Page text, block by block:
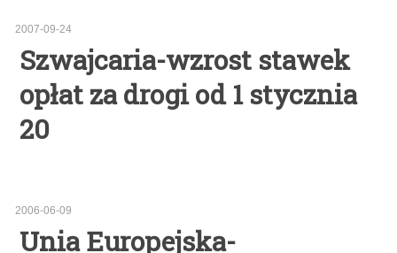
2007-09-24
Szwajcaria-wzrost stawek
opłat za drogi od 1 stycznia
20
2006-06-09
Unia Europejska-